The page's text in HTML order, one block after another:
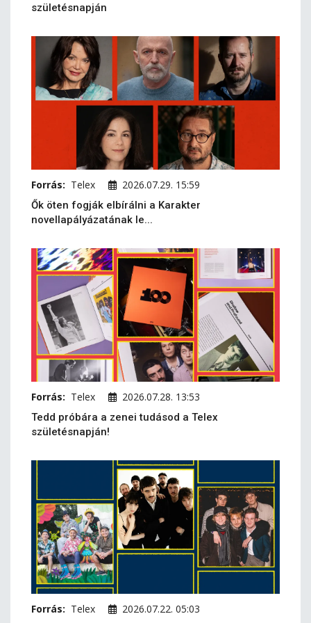
születésnapján
Forrás: Telex 2026.07.29. 15:59
Ők öten fogják elbírálni a Karakter
novellapályázatának le...
Forrás: Telex 2026.07.28. 13:53
Tedd próbára a zenei tudásod a Telex
születésnapján!
Forrás: Telex 2026.07.22. 05:03